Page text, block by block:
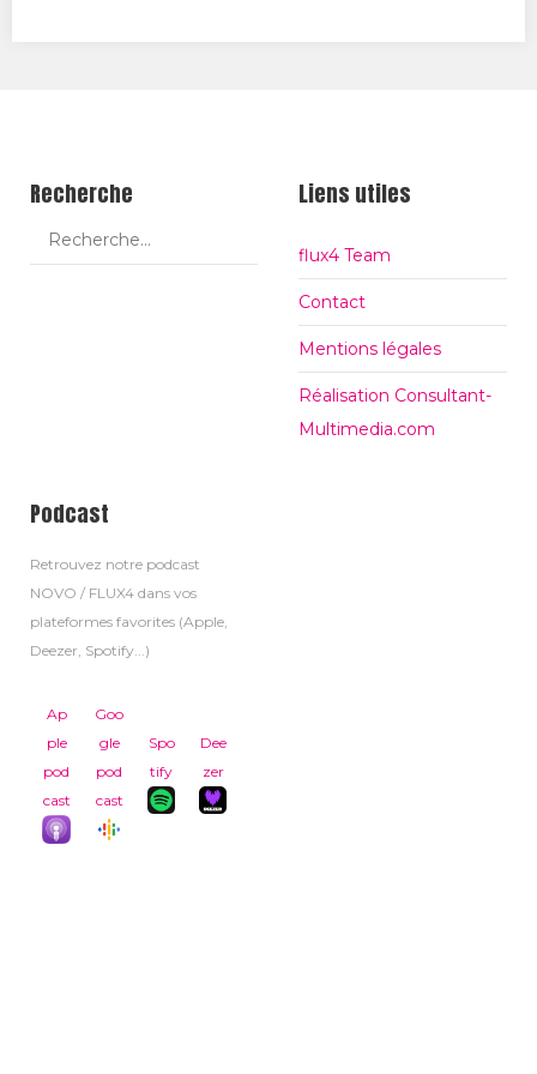
Recherche Liens utiles
flux4 Team
Contact
Mentions légales
Réalisation Consultant-
Multimedia.com
Podcast
Retrouvez notre podcast
NOVO / FLUX4 dans vos
plateformes favorites (Apple,
Deezer, Spotify...)
Ap
ple
pod
cast
Goo
gle
pod
cast
Spo
tify
Dee
zer